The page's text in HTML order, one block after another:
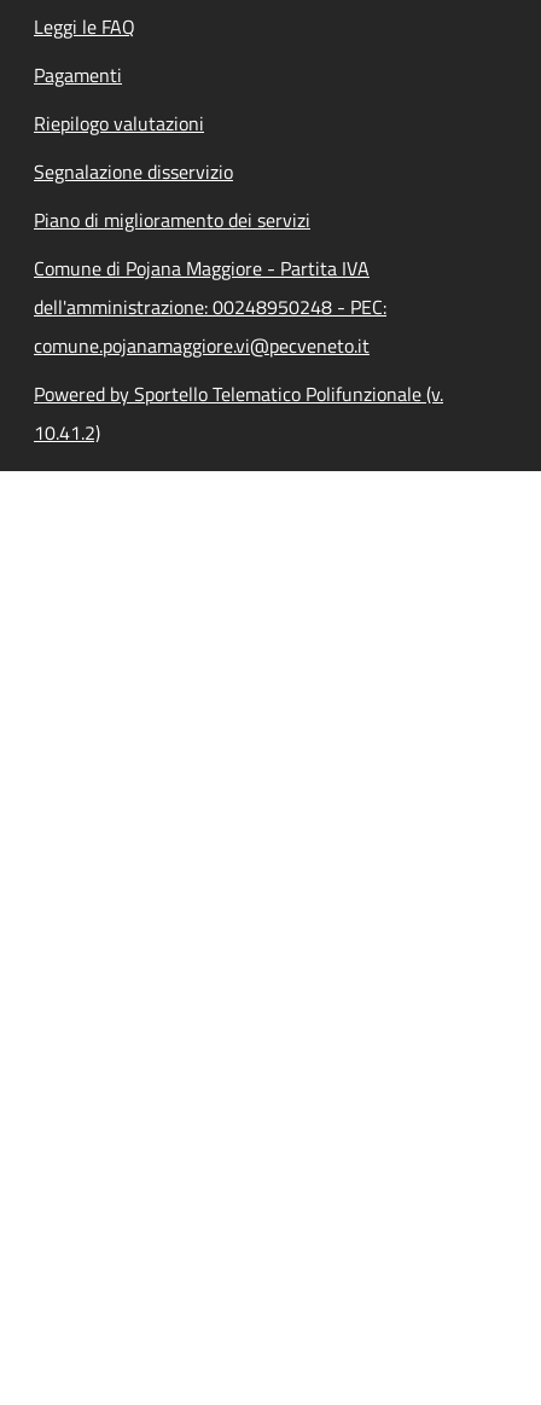
Leggi le FAQ
Pagamenti
Riepilogo valutazioni
Segnalazione disservizio
Piano di miglioramento dei servizi
Comune di Pojana Maggiore - Partita IVA
dell'amministrazione: 00248950248 - PEC:
comune.pojanamaggiore.vi@pecveneto.it
Powered by Sportello Telematico Polifunzionale (v.
10.41.2)